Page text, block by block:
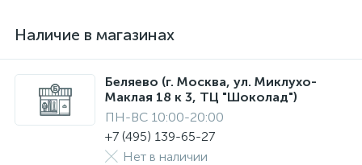
Наличие в магазинах
Беляево (г. Москва, ул. Миклухо-
Маклая 18 к 3, ТЦ "Шоколад")
ПН-ВС 10:00-20:00
+7 (495) 139-65-27
Нет в наличии